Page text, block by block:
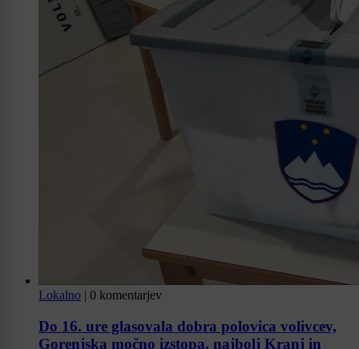
Lokalno | 0 komentarjev
Do 16. ure glasovala dobra polovica volivcev,
Gorenjska močno izstopa, najbolj Kranj in